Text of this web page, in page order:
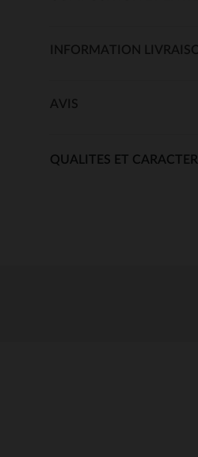
INFORMATION
AVIS
QUALITES ET